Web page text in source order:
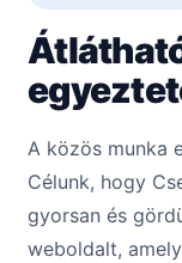
A közös munka
Célunk, hogy
gyorsan és
weboldalt,